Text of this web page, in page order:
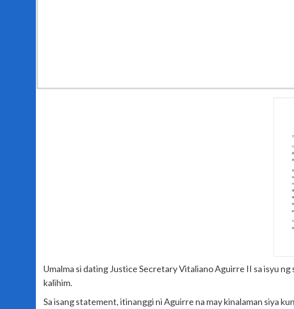
Umalma si dating Justice Secretary Vitaliano Aguirre II sa isyu
kalihim.
Sa isang statement, itinanggi ni Aguirre na may kinalaman siya